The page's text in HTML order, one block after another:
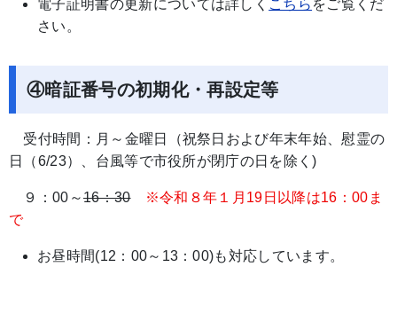
電子証明書の更新については詳しく こちら をご覧くだ
さい。
④暗証番号の初期化・再設定等
受付時間：月～金曜日（祝祭日および年末年始、慰霊の
日（6/23）、台風等で市役所が閉庁の日を除く)
９：00～16：30
※令和８年１月19日以降は16：00ま
で
お昼時間(12：00～13：00)も対応しています。